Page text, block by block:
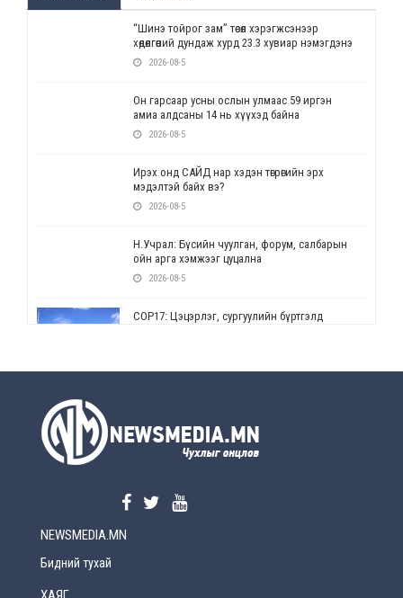
“Шинэ тойрог зам” төсөл хэрэгжсэнээр
хөдөлгөөний дундаж хурд 23.3 хувиар нэмэгдэнэ
2026-08-5
Он гарсаар усны ослын улмаас 59 иргэн
амиа алдсаны 14 нь хүүхэд байна
2026-08-5
Ирэх онд САЙД нар хэдэн төгрөгийн эрх
мэдэлтэй байх вэ?
2026-08-5
Н.Учрал: Бүсийн чуулган, форум, салбарын
ойн арга хэмжээг цуцална
2026-08-5
СОР17: Цэцэрлэг, сургуулийн бүртгэлд
2026-08-5
2026-08-5
NEWSMEDIA.MN
Бидний тухай